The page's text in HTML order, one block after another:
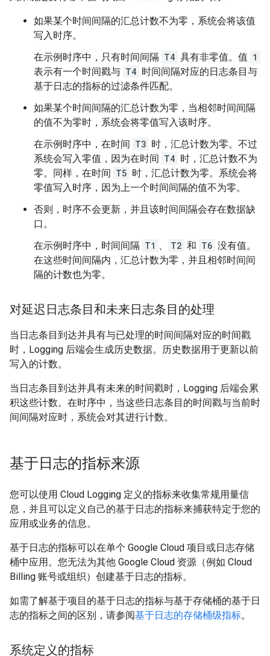
如果某个时间间隔的汇总计数不为零，系统会将该值
写入时序。
在示例时序中，只有时间间隔 T4 具有非零值。值 1
表示有一个时间戳与 T4 时间间隔对应的日志条目与
基于日志的指标的过滤条件匹配。
如果某个时间间隔的汇总计数为零，当相邻时间间隔
的值不为零时，系统会将零值写入该时序。
在示例时序中，在时间 T3 时，汇总计数为零。不过
系统会写入零值，因为在时间 T4 时，汇总计数不为
零。同样，在时间 T5 时，汇总计数为零。系统会将
零值写入时序，因为上一个时间间隔的值不为零。
否则，时序不会更新，并且该时间间隔会存在数据缺
口。
在示例时序中，时间间隔 T1 、 T2 和 T6 没有值。
在这些时间间隔内，汇总计数为零，并且相邻时间间
隔的计数也为零。
对延迟日志条目和未来日志条目的处理
当日志条目到达并具有与已处理的时间间隔对应的时间戳
时，Logging 后端会生成历史数据。历史数据用于更新以前
写入的计数。
当日志条目到达并具有未来的时间戳时，Logging 后端会累
积这些计数。在时序中，当这些日志条目的时间戳与当前时
间间隔对应时，系统会对其进行计数。
基于日志的指标来源
您可以使用 Cloud Logging 定义的指标来收集常规用量信
息，并且可以定义自己的基于日志的指标来捕获特定于您的
应用或业务的信息。
基于日志的指标可以在单个 Google Cloud 项目或日志存储
桶中应用。您无法为其他 Google Cloud 资源（例如 Cloud
Billing 账号或组织）创建基于日志的指标。
如需了解基于项目的基于日志的指标与基于存储桶的基于日
志的指标之间的区别，请参阅基于日志的存储桶级指标。
系统定义的指标